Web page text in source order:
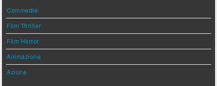
Commedie
Film Thriller
Film Horror
Animazione
Azione